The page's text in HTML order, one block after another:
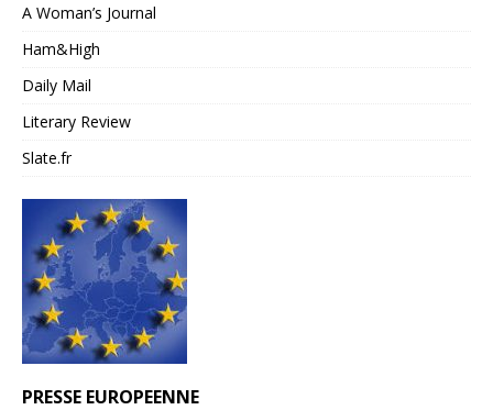
A Woman’s Journal
Ham&High
Daily Mail
Literary Review
Slate.fr
PRESSE EUROPEENNE